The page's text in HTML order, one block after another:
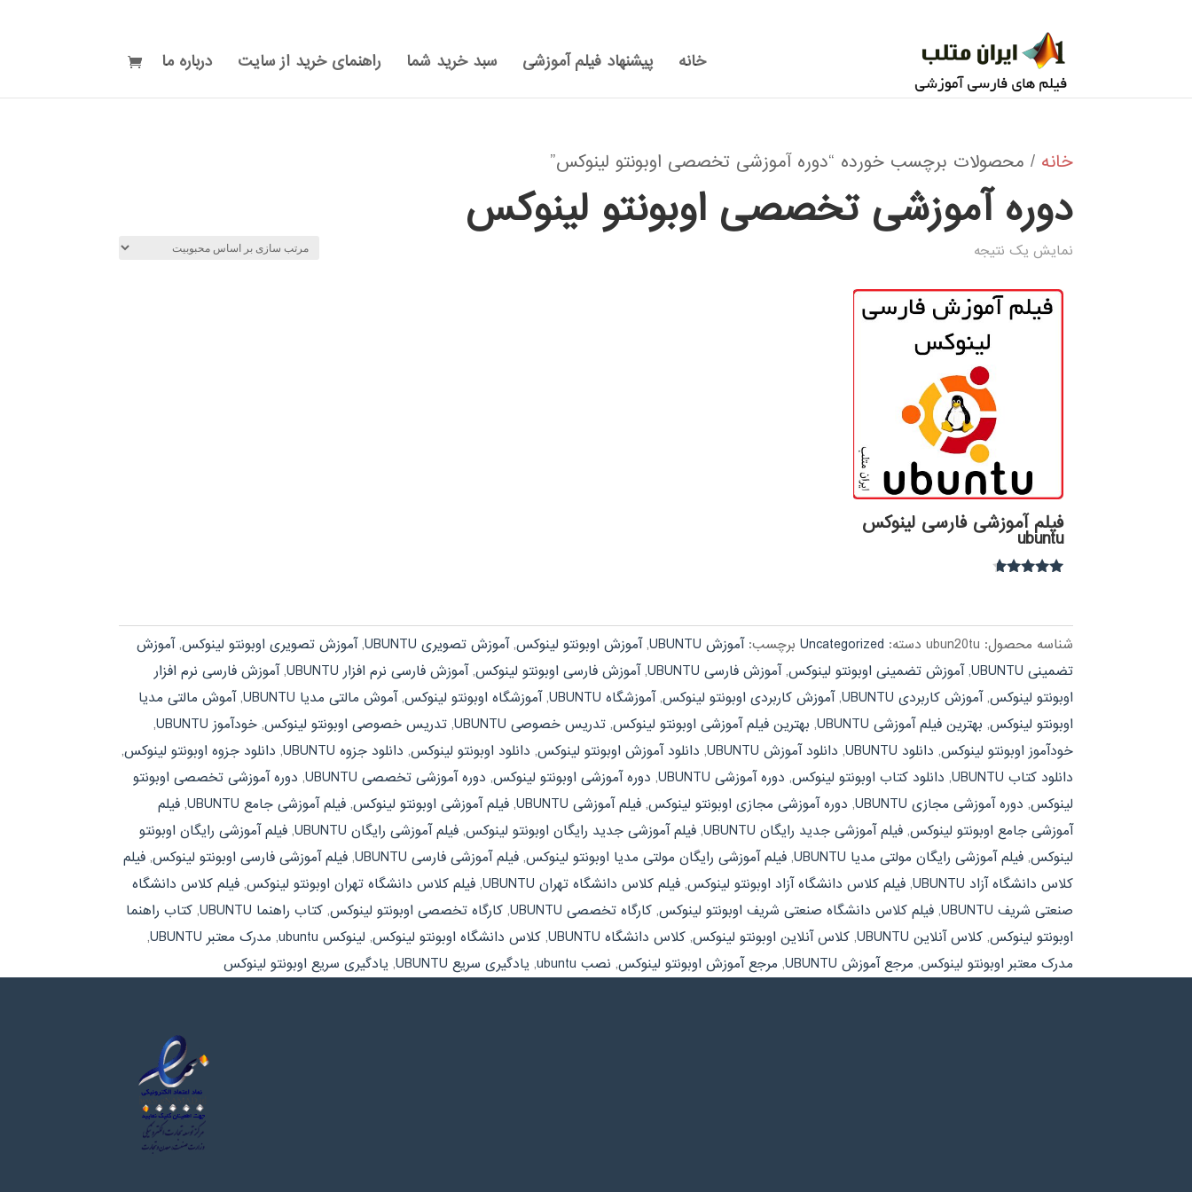
خانه پیشنهاد فیلم آموزشی سبد خرید شما راهنمای خرید از سایت درباره ما
خانه / محصولات برچسب خورده “دوره آموزشی تخصصی اوبونتو لینوکس”
دوره آموزشی تخصصی اوبونتو لینوکس
نمایش یک نتیجه
فیلم آموزشی فارسی لینوکس
ubuntu
شناسه محصول: ubun20tu دسته: Uncategorized برچسب:آموزش UBUNTU ,آموزش اوبونتو لینوکس,آموزش تصویری UBUNTU ,آموزش تصویری اوبونتو لینوکس,آموزش
تضمینی UBUNTU
,آموزش تضمینی اوبونتو لینوکس,آموزش فارسی UBUNTU ,آموزش فارسی اوبونتو لینوکس,آموزش فارسی نرم افزار UBUNTU ,آموزش فارسی نرم افزار
اوبونتو لینوکس,آموزش کاربردی UBUNTU ,آموزش کاربردی اوبونتو لینوکس,آموزشگاه UBUNTU ,آموزشگاه اوبونتو لینوکس,آموش مالتی مدیا UBUNTU ,آموش مالتی مدیا
اوبونتو لینوکس, بهترین فیلم آموزشی UBUNTU , بهترین فیلم آموزشی اوبونتو لینوکس,تدریس خصوصی UBUNTU ,تدریس خصوصی اوبونتو لینوکس,خودآموز UBUNTU
,
خودآموز اوبونتو لینوکس, دانلود UBUNTU , دانلود آموزش UBUNTU , دانلود آموزش اوبونتو لینوکس, دانلود اوبونتو لینوکس, دانلود جزوه UBUNTU , دانلود جزوه اوبونتو لینوکس,
دانلود کتاب UBUNTU
, دانلود کتاب اوبونتو لینوکس, دوره آموزشی UBUNTU , دوره آموزشی اوبونتو لینوکس, دوره آموزشی تخصصی UBUNTU , دوره آموزشی تخصصی اوبونتو
لینوکس, دوره آموزشی مجازی UBUNTU , دوره آموزشی مجازی اوبونتو لینوکس,فیلم آموزشی UBUNTU ,فیلم آموزشی اوبونتو لینوکس,فیلم آموزشی جامع UBUNTU ,فیلم
آموزشی جامع اوبونتو لینوکس,فیلم آموزشی جدید رایگان UBUNTU ,فیلم آموزشی جدید رایگان اوبونتو لینوکس,فیلم آموزشی رایگان UBUNTU ,فیلم آموزشی رایگان اوبونتو
لینوکس,فیلم آموزشی رایگان مولتی مدیا UBUNTU ,فیلم آموزشی رایگان مولتی مدیا اوبونتو لینوکس,فیلم آموزشی فارسی UBUNTU ,فیلم آموزشی فارسی اوبونتو لینوکس,فیلم
کلاس دانشگاه آزاد UBUNTU
,فیلم کلاس دانشگاه آزاد اوبونتو لینوکس,فیلم کلاس دانشگاه تهران UBUNTU ,فیلم کلاس دانشگاه تهران اوبونتو لینوکس,فیلم کلاس دانشگاه
صنعتی شریف UBUNTU
,فیلم کلاس دانشگاه صنعتی شریف اوبونتو لینوکس,کارگاه تخصصی UBUNTU ,کارگاه تخصصی اوبونتو لینوکس,کتاب راهنما UBUNTU ,کتاب راهنما
اوبونتو لینوکس,کلاس آنلاین UBUNTU ,کلاس آنلاین اوبونتو لینوکس,کلاس دانشگاه UBUNTU ,کلاس دانشگاه اوبونتو لینوکس, لینوکس ubuntu , مدرک معتبر UBUNTU
,
مدرک معتبر اوبونتو لینوکس, مرجع آموزش UBUNTU , مرجع آموزش اوبونتو لینوکس, نصب ubuntu , یادگیری سریع UBUNTU , یادگیری سریع اوبونتو لینوکس